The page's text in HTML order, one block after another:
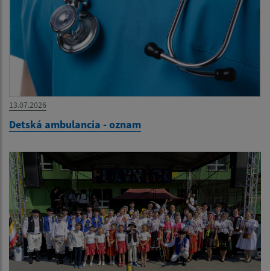
13.07.2026
Detská ambulancia - oznam